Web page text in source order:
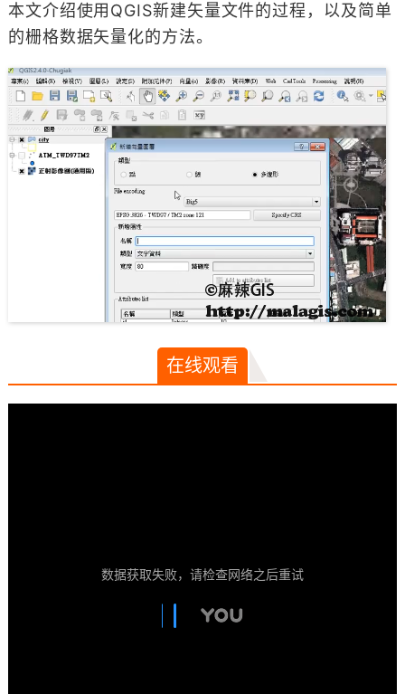
本文介绍使用QGIS新建矢量文件的过程，以及简单
的栅格数据矢量化的方法。
在线观看
数据获取失败，请检查网络之后重试